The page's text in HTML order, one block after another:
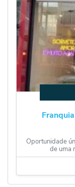
Oportunidade
de uma